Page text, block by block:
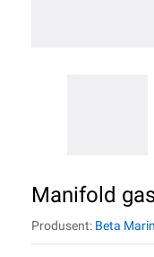
Manifold
Produsent: Beta